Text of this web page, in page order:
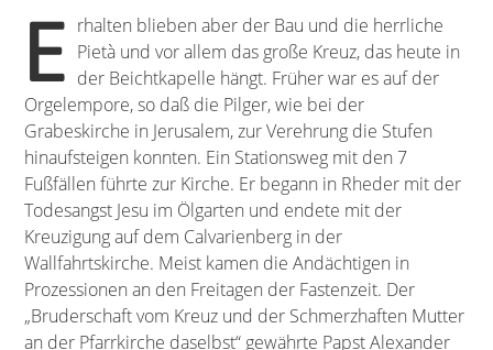
E rhalten blieben aber der Bau und die herrliche
Pietà und vor allem das große Kreuz, das heute in
der Beichtkapelle hängt. Früher war es auf der
Orgelempore, so daß die Pilger, wie bei der
Grabeskirche in Jerusalem, zur Verehrung die Stufen
hinaufsteigen konnten. Ein Stationsweg mit den 7
Fußfällen führte zur Kirche. Er begann in Rheder mit der
Todesangst Jesu im Ölgarten und endete mit der
Kreuzigung auf dem Calvarienberg in der
Wallfahrtskirche. Meist kamen die Andächtigen in
Prozessionen an den Freitagen der Fastenzeit. Der
„Bruderschaft vom Kreuz und der Schmerzhaften Mutter
an der Pfarrkirche daselbst“ gewährte Papst Alexander